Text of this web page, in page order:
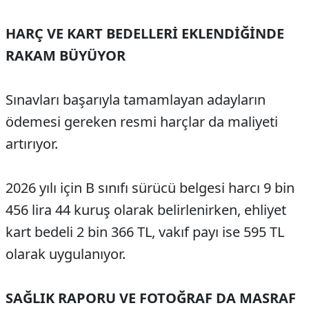
HARÇ VE KART BEDELLERİ EKLENDİĞİNDE
RAKAM BÜYÜYOR
Sınavları başarıyla tamamlayan adayların
ödemesi gereken resmi harçlar da maliyeti
artırıyor.
2026 yılı için B sınıfı sürücü belgesi harcı 9 bin
456 lira 44 kuruş olarak belirlenirken, ehliyet
kart bedeli 2 bin 366 TL, vakıf payı ise 595 TL
olarak uygulanıyor.
SAĞLIK RAPORU VE FOTOĞRAF DA MASRAF